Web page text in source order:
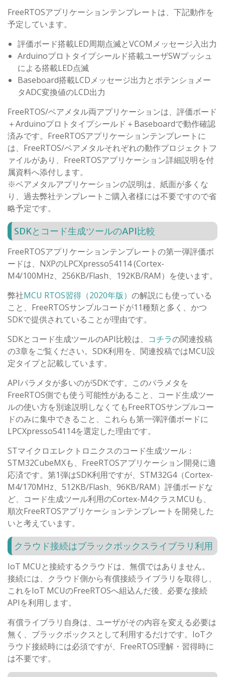
FreeRTOSアプリケーションテンプレートは、下記動作を
予定しています。
評価ボード搭載LED周期点滅とVCOMメッセージ入出力
Arduinoプロトタイプシールド搭載ユーザSWプッシュ
による搭載LED点滅
Baseboard搭載LCDメッセージ出力とポテンショメー
タADC変換値のLCD出力
FreeRTOS/ベアメタル両アプリケーションは、評価ボード
＋Arduinoプロトタイプシールド＋Baseboardで動作確認
済みです。FreeRTOSアプリケーションテンプレートに
は、FreeRTOS/ベアメタルそれぞれの動作プロジェクトフ
ァイルがあり、FreeRTOSアプリケーション詳細説明を付
属資料へ添付します。
※ベアメタルアプリケーションの説明は、紙面が多くな
り、過去弊社テンプレートご購入者様には不要ですので省
略予定です。
SDKとコード生成ツールのAPI比較
FreeRTOSアプリケーションテンプレートの第一弾評価ボ
ードは、NXPのLPCXpresso54114 (Cortex-
M4/100MHz、256KB/Flash、192KB/RAM）を使います。
弊社MCU RTOS習得（2020年版） の解説にも使っている
こと、FreeRTOSサンプルコードが11種類と多く、かつ
SDKで提供されていることが理由です。
SDKとコード生成ツールのAPI比較は、 コチラの関連投稿
の3章をご覧ください。SDK利用を、関連投稿ではMCU設
定タイプと記載しています。
APIパラメタが多いのがSDKです。このパラメタを
FreeRTOS側でも使う可能性があること、コード生成ツー
ルの使い方を別途説明しなくてもFreeRTOSサンプルコー
ドのみに集中できること、これらも第一弾評価ボードに
LPCXpresso54114を選定した理由です。
STマイクロエレクトロニクスのコード生成ツール：
STM32CubeMXも、FreeRTOSアプリケーション開発に適
応済です。第1弾はSDK利用ですが、STM32G4（Cortex-
M4/170MHz、512KB/Flash、96KB/RAM）評価ボードな
ど、コード生成ツール利用のCortex-M4クラスMCUも、
順次FreeRTOSアプリケーションテンプレートを開発した
いと考えています。
クラウド接続はブラックボックスライブラリ利用
IoT MCUと接続するクラウドは、無償ではありません。
接続には、クラウド側から有償接続ライブラリを取得し、
これをIoT MCUのFreeRTOSへ組込んだ後、必要な接続
APIを利用します。
有償ライブラリ自身は、ユーザがその内容を変える必要は
無く、ブラックボックスとして利用するだけです。IoTク
ラウド接続時には必須ですが、FreeRTOS理解・習得時に
は不要です。